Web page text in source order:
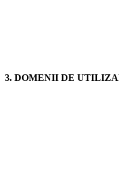
3. DOMENII DE